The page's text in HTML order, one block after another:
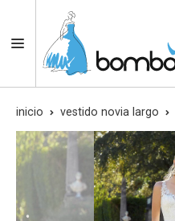
inicio vestido novia largo